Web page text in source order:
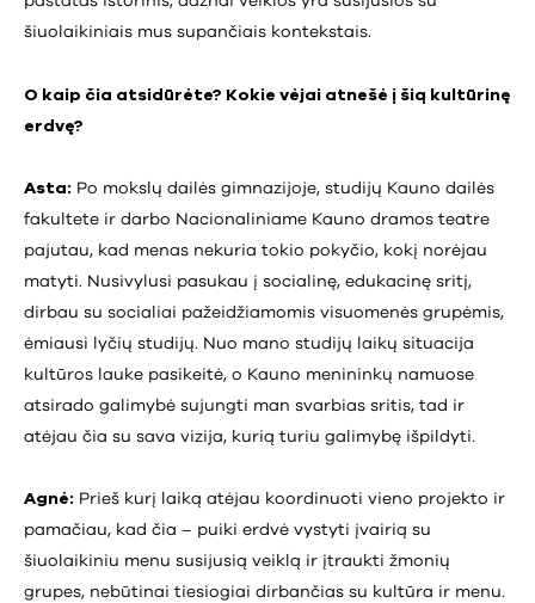
šiuolaikiniais mus supančiais kontekstais.
O kaip čia atsidūrėte? Kokie vėjai atnešė į šią kultūrinę
erdvę?
Asta: Po mokslų dailės gimnazijoje, studijų Kauno dailės
fakultete ir darbo Nacionaliniame Kauno dramos teatre
pajutau, kad menas nekuria tokio pokyčio, kokį norėjau
matyti. Nusivylusi pasukau į socialinę, edukacinę sritį,
dirbau su socialiai pažeidžiamomis visuomenės grupėmis,
ėmiausi lyčių studijų. Nuo mano studijų laikų situacija
kultūros lauke pasikeitė, o Kauno menininkų namuose
atsirado galimybė sujungti man svarbias sritis, tad ir
atėjau čia su sava vizija, kurią turiu galimybę išpildyti.
Agnė: Prieš kurį laiką atėjau koordinuoti vieno projekto ir
pamačiau, kad čia – puiki erdvė vystyti įvairią su
šiuolaikiniu menu susijusią veiklą ir įtraukti žmonių
grupes, nebūtinai tiesiogiai dirbančias su kultūra ir menu.